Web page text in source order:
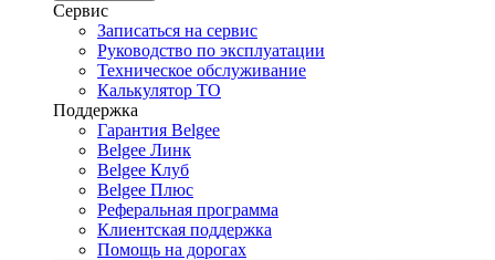
Сервис
Записаться на сервис
Руководство по эксплуатации
Техническое обслуживание
Калькулятор ТО
Поддержка
Гарантия Belgee
Belgee Линк
Belgee Клуб
Belgee Плюс
Реферальная программа
Клиентская поддержка
Помощь на дорогах